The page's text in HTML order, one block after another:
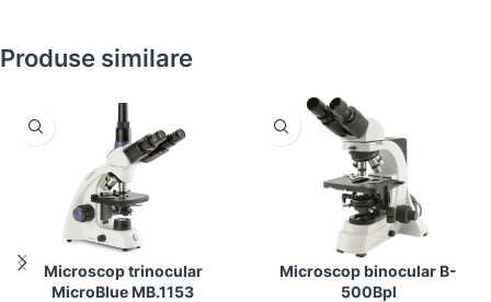
Produse similare
Microscop trinocular
MicroBlue MB.1153
Microscop binocular B-
500Bpl